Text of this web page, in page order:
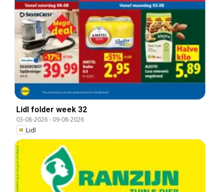
Lidl folder week 32
03-08-2026- 09-08-2026
Lidl